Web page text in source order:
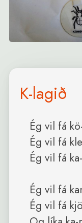
K-lagið
Ég vil fá
Ég vil fá
Ég vil fá
Ég vil fá
Ég vil fá